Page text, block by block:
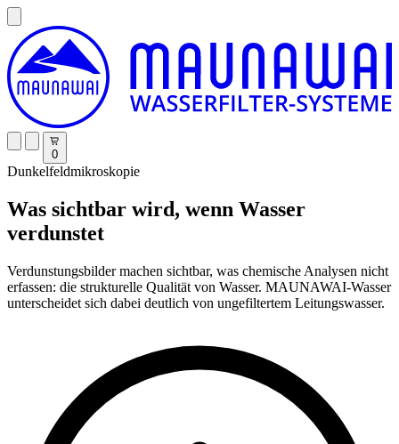
0
Dunkelfeldmikroskopie
Was sichtbar wird, wenn Wasser
verdunstet
Verdunstungsbilder machen sichtbar, was chemische Analysen nicht
erfassen: die strukturelle Qualität von Wasser. MAUNAWAI-Wasser
unterscheidet sich dabei deutlich von ungefiltertem Leitungswasser.